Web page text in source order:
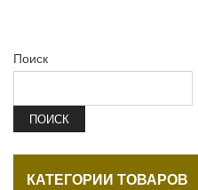
Поиск
ПОИСК
КАТЕГОРИИ ТОВАРОВ